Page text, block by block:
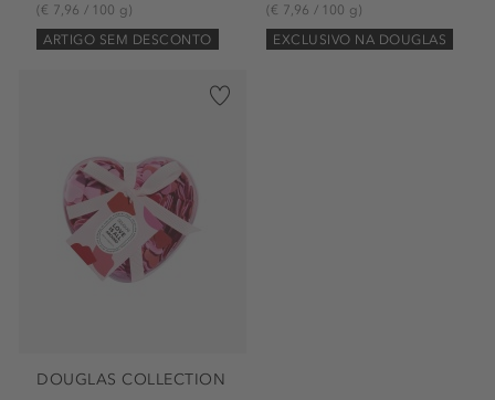
(€ 7,96 / 100 g)
ARTIGO SEM DESCONTO
(€ 7,96 / 100 g)
EXCLUSIVO NA DOUGLAS
DOUGLAS COLLECTION